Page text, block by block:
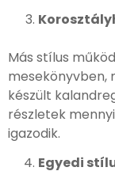
Más stílus
mesekönyvben,
készült
részletek
igazodik.
Egyedi